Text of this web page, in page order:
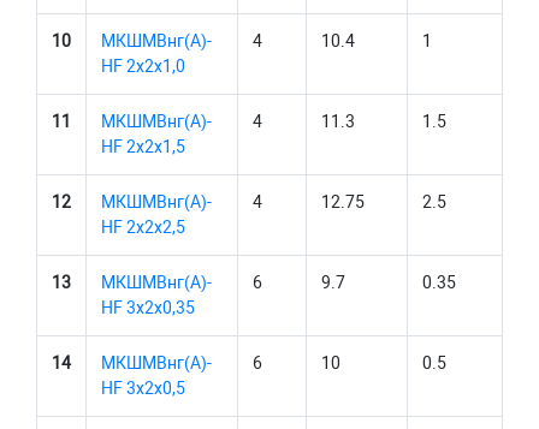
10
МКШМВнг(А)-
HF 2х2х1,0
4 10.4 1
11
МКШМВнг(А)-
HF 2х2х1,5
4 11.3 1.5
12
МКШМВнг(А)-
HF 2х2х2,5
4 12.75 2.5
13
МКШМВнг(А)-
HF 3х2х0,35
6 9.7 0.35
14
МКШМВнг(А)-
HF 3х2х0,5
6 10 0.5